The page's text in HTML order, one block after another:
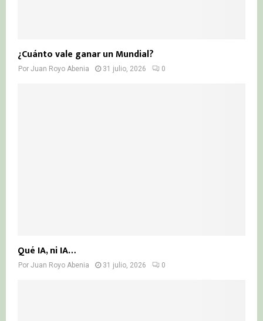
¿Cuánto vale ganar un Mundial?
Por Juan Royo Abenia 31 julio, 2026 0
Qué IA, ni IA…
Por Juan Royo Abenia 31 julio, 2026 0